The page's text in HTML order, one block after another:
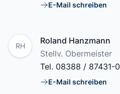
E-Mail
E-Mail schreiben
RH
Name
Roland Hanzmann
Position
Stellv. Obermeister
Tel. 08388 / 87431-0
E-Mail
E-Mail schreiben